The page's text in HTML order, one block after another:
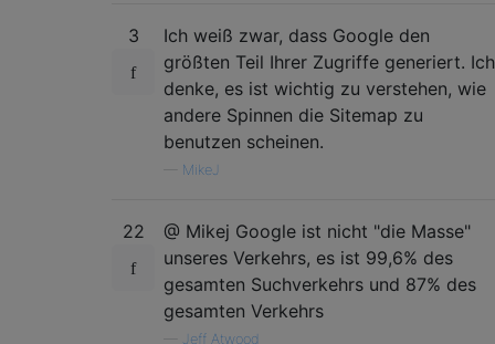
3
Ich weiß zwar, dass Google den
größten Teil Ihrer Zugriffe generiert. Ich
denke, es ist wichtig zu verstehen, wie
andere Spinnen die Sitemap zu
benutzen scheinen.
MikeJ
22
@ Mikej Google ist nicht "die Masse"
unseres Verkehrs, es ist 99,6% des
gesamten Suchverkehrs und 87% des
gesamten Verkehrs
Jeff Atwood